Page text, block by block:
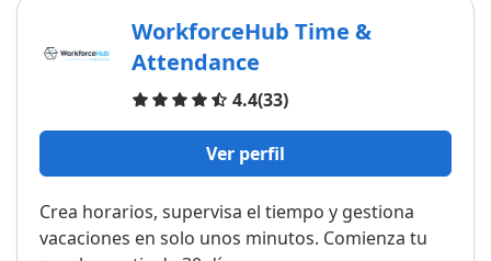
WorkforceHub Time &
Attendance
4.4(33)
Opiniones
Ver perfil
Crea horarios, supervisa el tiempo y gestiona
vacaciones en solo unos minutos. Comienza tu